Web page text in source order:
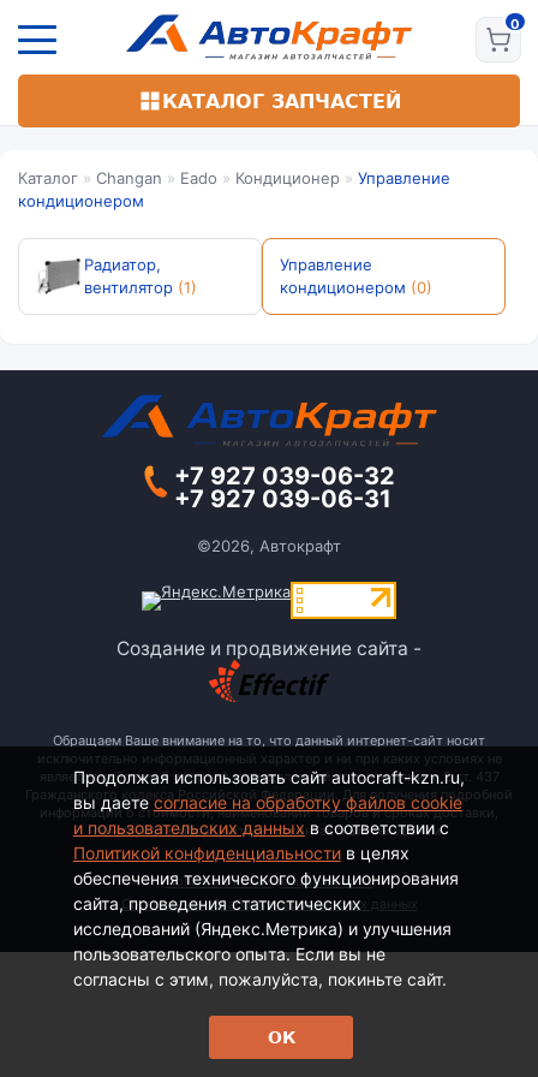
основному
КАТАЛОГ ЗАПЧАСТЕЙ
Каталог » Changan » Eado » Кондиционер » Управление
кондиционером
Радиатор,
вентилятор (1)
Управление
кондиционером (0)
+7 927 039-06-32
+7 927 039-06-31
©2026, Автокрафт
Создание и продвижение сайта -
Обращаем Ваше внимание на то, что данный интернет-сайт носит
исключительно информационный характер и ни при каких условиях не
является публичной офертой, определяемой положениями ч. 2 ст. 437
Гражданского кодекса Российской Федерации. Для получения подробной
информации о стоимости, наименовании товаров и сроках доставки,
пожалуйста, обращайтесь по контактным телефонам.
Политика конфиденциальности
Согласие на обработку персональных данных
Продолжая использовать сайт autocraft-kzn.ru,
вы даете согласие на обработку файлов cookie
и пользовательских данныхв соответствии с
Политикой конфиденциальностив целях
обеспечения технического функционирования
сайта, проведения статистических
исследований (Яндекс.Метрика) и улучшения
пользовательского опыта. Если вы не
согласны с этим, пожалуйста, покиньте сайт.
ОК